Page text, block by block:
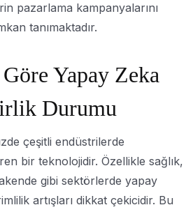
pazarlama kampanyalarını
tanımaktadır.
Yapay Zeka
Durumu
çeşitli endüstrilerde
bir teknolojidir. Özellikle sağlık,
gibi sektörlerde yapay
artışları dikkat çekicidir. Bu